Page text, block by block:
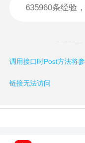
链接无法访问